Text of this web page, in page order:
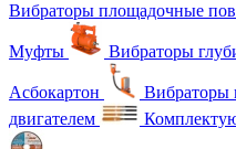
Вибраторы площадочные
Муфты Вибраторы
Асбокартон
Вибраторы
двигателем